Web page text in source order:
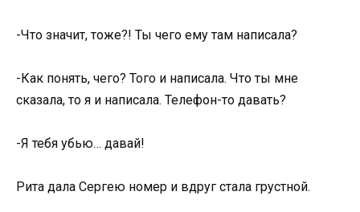
-Что значит, тоже?! Ты чего ему там написала?
-Как понять, чего? Того и написала. Что ты мне
сказала, то я и написала. Телефон-то давать?
-Я тебя убью… давай!
Рита дала Сергею номер и вдруг стала грустной.